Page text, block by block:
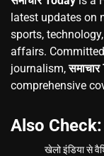
latest updates on
sports,
affairs.
journalism,
comprehensive
Also Check:
खेलो इंडिया से